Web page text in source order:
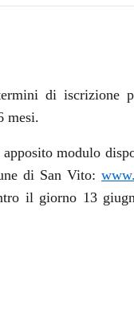
di iscrizione
mesi.
modulo
di San Vito:
il giorno 13